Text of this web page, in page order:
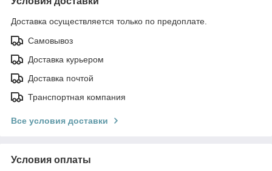
Доставка осуществляется только по предоплате.
Самовывоз
Доставка курьером
Доставка почтой
Транспортная компания
Все условия доставки
Условия оплаты